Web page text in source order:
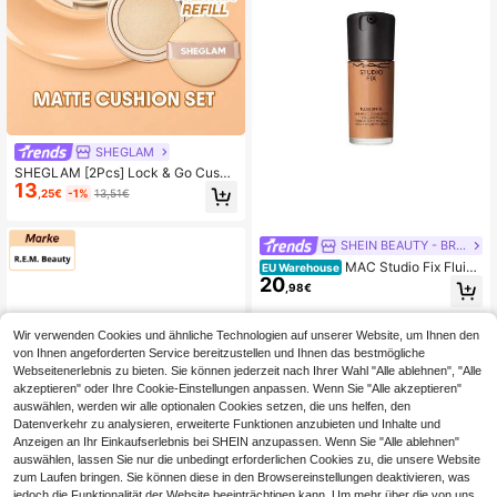
SHEGLAM
SHEGLAM [2Pcs] Lock & Go Cushi
on Set Foundation und Nachfüllpac
kung Marken-Schönheit Kosmetik
13,25€ -1% 13,51€
SHEIN BEAUTY - BRANDS
EU Warehouse MAC Studio Fix Fluid
SPF 15 Foundation NW35 30 ml
20 ,98€
Wir verwenden Cookies und ähnliche Technologien auf unserer Website, um Ihnen den
von Ihnen angeforderten Service bereitzustellen und Ihnen das bestmögliche
Webseitenerlebnis zu bieten. Sie können jederzeit nach Ihrer Wahl "Alle ablehnen", "Alle
akzeptieren" oder Ihre Cookie-Einstellungen anpassen. Wenn Sie "Alle akzeptieren"
auswählen, werden wir alle optionalen Cookies setzen, die uns helfen, den
Datenverkehr zu analysieren, erweiterte Funktionen anzubieten und Inhalte und
Anzeigen an Ihr Einkaufserlebnis bei SHEIN anzupassen. Wenn Sie "Alle ablehnen"
auswählen, lassen Sie nur die unbedingt erforderlichen Cookies zu, die unsere Website
zum Laufen bringen. Sie können diese in den Browsereinstellungen deaktivieren, was